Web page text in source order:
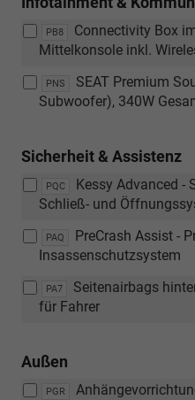
PB8
Connectivity Box
Mittelkonsole inkl.
PNS
SEAT Premium
Subwoofer), 340W
Sicherheit & Assistenz
PQC
Kessy Advanced -
Schließ- und
PAQ
PreCrash Assist -
Insassenschutzsystem
PA7
Seitenairbags
für Fahrer
Außen
PGR